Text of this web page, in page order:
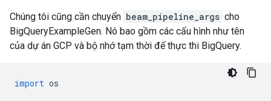
Chúng tôi cũng cần chuyển beam_pipeline_args cho
BigQueryExampleGen. Nó bao gồm các cấu hình như tên
của dự án GCP và bộ nhớ tạm thời để thực thi BigQuery.
import os